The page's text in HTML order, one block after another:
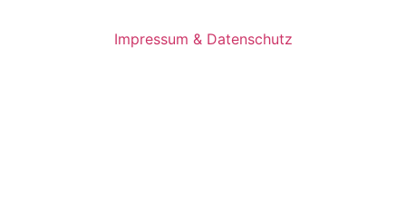
Impressum & Datenschutz